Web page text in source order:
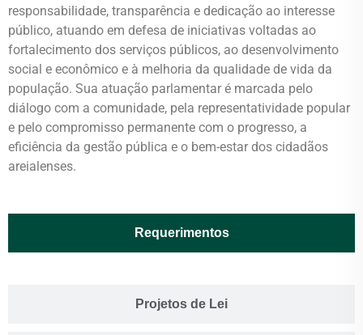
responsabilidade, transparência e dedicação ao interesse
público, atuando em defesa de iniciativas voltadas ao
fortalecimento dos serviços públicos, ao desenvolvimento
social e econômico e à melhoria da qualidade de vida da
população. Sua atuação parlamentar é marcada pelo
diálogo com a comunidade, pela representatividade popular
e pelo compromisso permanente com o progresso, a
eficiência da gestão pública e o bem-estar dos cidadãos
areialenses.
Requerimentos
Projetos de Lei